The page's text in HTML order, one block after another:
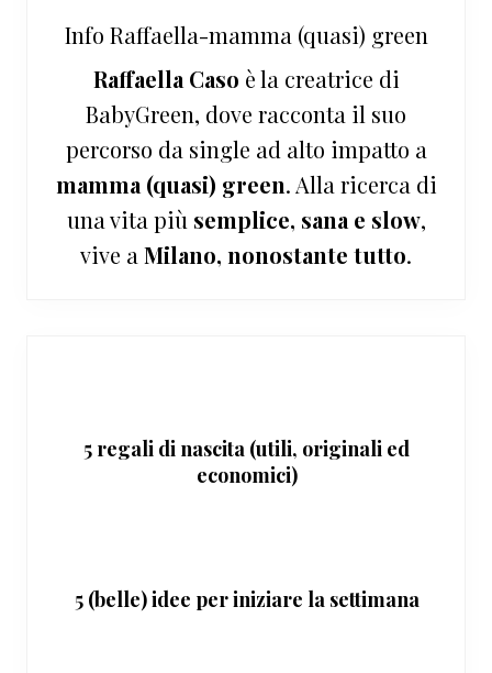
Info Raffaella-mamma (quasi) green
Raffaella Caso è la creatrice di
BabyGreen, dove racconta il suo
percorso da single ad alto impatto a
mamma (quasi) green. Alla ricerca di
una vita più semplice, sana e slow,
vive a Milano, nonostante tutto.
5 regali di nascita (utili, originali ed
economici)
5 (belle) idee per iniziare la settimana